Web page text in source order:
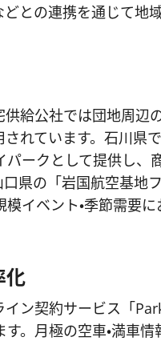
との連携を通じて地
給公社では団地周辺
れています。石川県
ークとして提供し、
県の「岩国航空基地
イベント・季節需要
化
ン契約サービス「
。月極の空車・満車